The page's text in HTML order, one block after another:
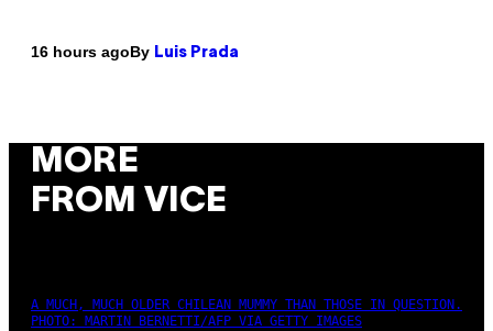
16 hours agoBy Luis Prada
MORE
FROM VICE
A MUCH, MUCH OLDER CHILEAN MUMMY THAN THOSE IN QUESTION.
PHOTO: MARTIN BERNETTI/AFP VIA GETTY IMAGES